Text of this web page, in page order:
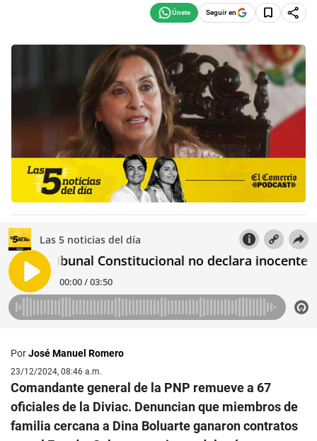
Seguir en
PorJosé Manuel Romero
23/12/2024, 08:46 a.m.
Comandante general de la PNP remueve a 67
oficiales de la Diviac. Denuncian que miembros de
familia cercana a Dina Boluarte ganaron contratos